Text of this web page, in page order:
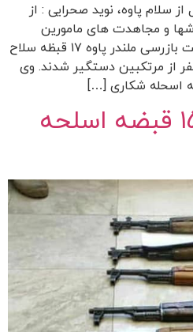
سلام پاوه، نوید صحرایی : از
و مجاهدت های مامورین
انتظامی بخش باینگان و ایست بازرسی ملندر پاوه ۱۷ قبظه سلاح
از مرتکبین دستگیر شدند. وی
کشف و ضبط ۱۵ قبضه اسلحه